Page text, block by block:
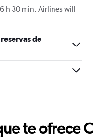
h 30 min. Airlines will
de
te ofrece